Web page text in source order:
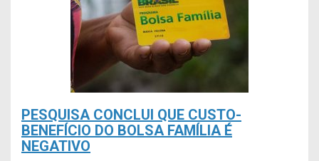
PESQUISA CONCLUI QUE CUSTO-
BENEFÍCIO DO BOLSA FAMÍLIA É
NEGATIVO